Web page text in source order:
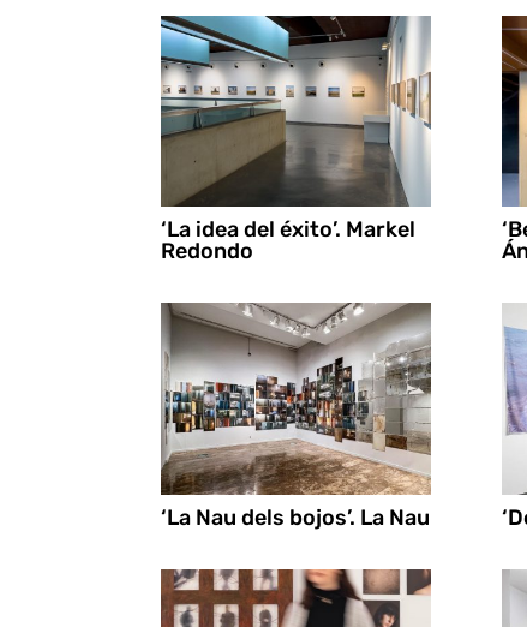
‘La idea del éxito’. Markel
Redondo
‘La Nau dels bojos’. La Nau